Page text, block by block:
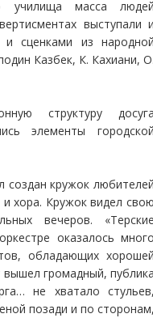
училища масса
выступали
и сценками из
Казбек, К. Кахиани,
структуру
элементы
создан кружок
хора. Кружок видел
вечеров.
оказалось
обладающих
вышел громадный,
не хватало
позади и по